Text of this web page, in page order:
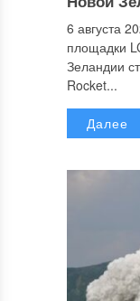
6 августа
площадки
Зеландии
Rocket...
Далее